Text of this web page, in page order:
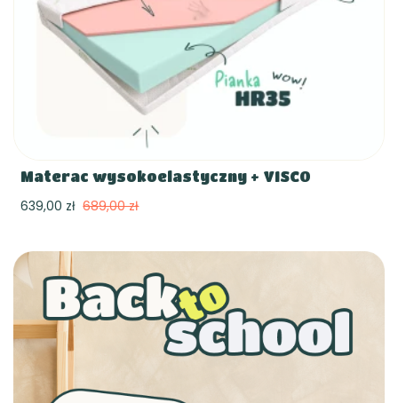
Materac wysokoelastyczny + VISCO
639,00 zł 689,00 zł